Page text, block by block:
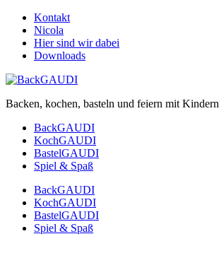
Kontakt
Nicola
Hier sind wir dabei
Downloads
Backen, kochen, basteln und feiern mit Kindern
BackGAUDI
KochGAUDI
BastelGAUDI
Spiel & Spaß
BackGAUDI
KochGAUDI
BastelGAUDI
Spiel & Spaß